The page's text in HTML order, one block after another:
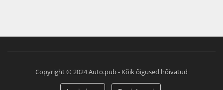
Copyright © 2024 Auto.pub - Kõik õigused hõivatud